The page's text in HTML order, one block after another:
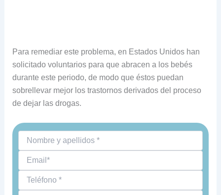
Para remediar este problema, en Estados Unidos han
solicitado voluntarios para que abracen a los bebés
durante este periodo, de modo que éstos puedan
sobrellevar mejor los trastornos derivados del proceso
de dejar las drogas.